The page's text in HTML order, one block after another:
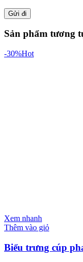
Sản phẩm tương
-30%Hot
Xem nhanh
Thêm vào giỏ
Biểu trưng cúp